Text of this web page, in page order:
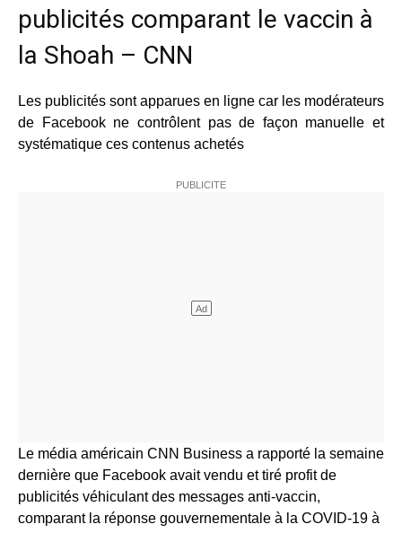
publicités comparant le vaccin à
la Shoah – CNN
Les publicités sont apparues en ligne car les modérateurs
de Facebook ne contrôlent pas de façon manuelle et
systématique ces contenus achetés
Le média américain CNN Business a rapporté la semaine
dernière que Facebook avait vendu et tiré profit de
publicités véhiculant des messages anti-vaccin,
comparant la réponse gouvernementale à la COVID-19 à